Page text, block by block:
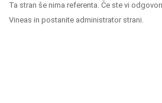
Ta stran še nima referenta. Če ste vi
Vineas in postanite administrator strani.